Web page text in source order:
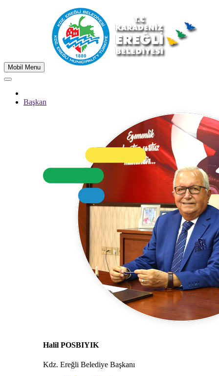
Mobil Menu
Başkan
Halil POSBIYIK
Kdz. Ereğli Belediye Başkanı